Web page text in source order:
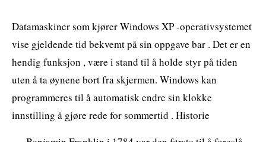
Datamaskiner som kjører Windows XP -operativsystemet
vise gjeldende tid bekvemt på sin oppgave bar . Det er en
hendig funksjon , være i stand til å holde styr på tiden
uten å ta øynene bort fra skjermen. Windows kan
programmeres til å automatisk endre sin klokke
innstilling å gjøre rede for sommertid . Historie